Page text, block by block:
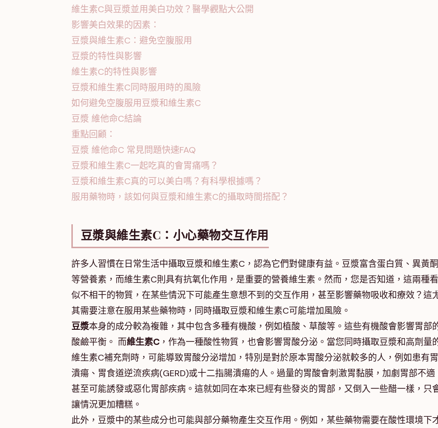
維生素C與豆漿並用美白功效？醫學觀點大公開
影響美白效果的因素：
豆漿與維生素C：避免空腹服用
豆漿的特性與影響
維生素C的特性與影響
豆漿和維生素C同時服用時的風險
如何避免空腹服用豆漿和維生素C
豆漿 維他命C結論
重點回顧：
豆漿 維他命C 常見問題快速FAQ
豆漿和維生素C一起吃真的會胃痛嗎？
豆漿和維生素C真的可以美白嗎？有科學根據嗎？
服用藥物時，該如何與豆漿和維生素C的攝取時間搭配？
豆漿與維生素C：小心藥物交互作用
許多人習慣在日常生活中攝取豆漿和維生素C，認為它們對健康有益。豆漿富含蛋白質、異黃酮
等營養素，而維生素C則具有抗氧化作用，是重要的營養維生素。然而，您是否知道，這兩種看
似不相干的物質，在某些情況下可能產生意想不到的交互作用，甚至影響藥物吸收和療效？這
其需要注意在服用某些藥物時，同時攝取豆漿和維生素C可能增加風險。
豆漿本身的成分較為複雜，其中包含多種有機酸，例如植酸、草酸等。這些有機酸會影響胃部
酸鹼平衡。 而維生素C ，作為一種酸性物質，也會影響胃酸分泌。當您同時攝取豆漿和高劑量
維生素C補充劑時，可能導致胃酸分泌增加，特別是對於原本胃酸分泌就較多的人，例如患有胃
潰瘍、胃食道逆流疾病(GERD)或十二指腸潰瘍的人。過量的胃酸會刺激胃黏膜，加劇胃部不適
甚至可能誘發或惡化胃部疾病。這就如同在本來已經有些發炎的胃部，又倒入一些醋一樣，只
讓情況更加糟糕。
此外，豆漿中的某些成分也可能與部分藥物產生交互作用。例如，某些藥物需要在酸性環境下